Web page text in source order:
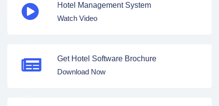
Hotel Management System
Watch Video
Get Hotel Software Brochure
Download Now